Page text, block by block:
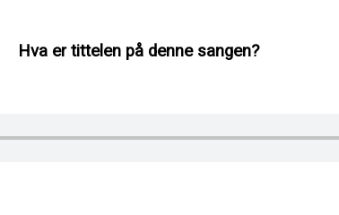
Hva er tittelen på denne sangen?